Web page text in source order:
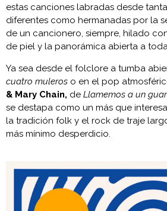
estas canciones labradas desde
diferentes como hermanadas por la
de un cancionero, siempre, hilado
de piel y la panorámica abierta a
Ya sea desde el folclore a tumba
cuatro muleros o en el pop
& Mary Chain, de Llamemos a un
se destapa como un más que
la tradición folk y el rock de traje
más mínimo desperdicio.